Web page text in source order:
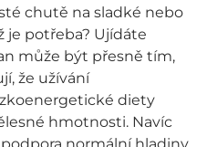
chutě na sladké nebo
je potřeba? Ujídáte
může být přesně tím,
že užívání
diety
hmotnosti. Navíc
normální hladiny